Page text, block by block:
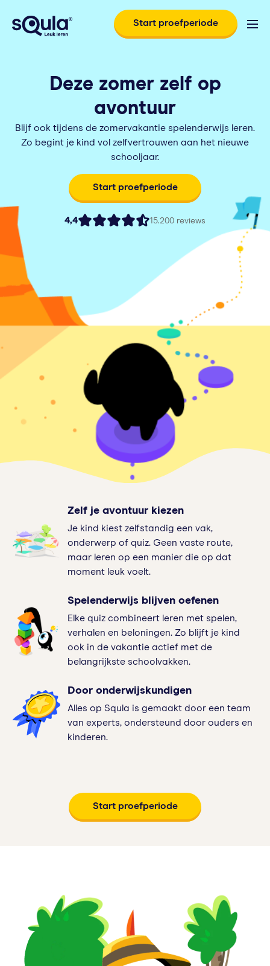
Start proefperiode
Deze zomer zelf op
avontuur
Blijf ook tijdens de zomervakantie spelenderwijs leren.
Zo begint je kind vol zelfvertrouwen aan het nieuwe
schooljaar.
Start proefperiode
4,4 15.200 reviews
Zelf je avontuur kiezen
Je kind kiest zelfstandig een vak,
onderwerp of quiz. Geen vaste route,
maar leren op een manier die op dat
moment leuk voelt.
Spelenderwijs blijven oefenen
Elke quiz combineert leren met spelen,
verhalen en beloningen. Zo blijft je kind
ook in de vakantie actief met de
belangrijkste schoolvakken.
Door onderwijskundigen
Alles op Squla is gemaakt door een team
van experts, ondersteund door ouders en
kinderen.
Start proefperiode